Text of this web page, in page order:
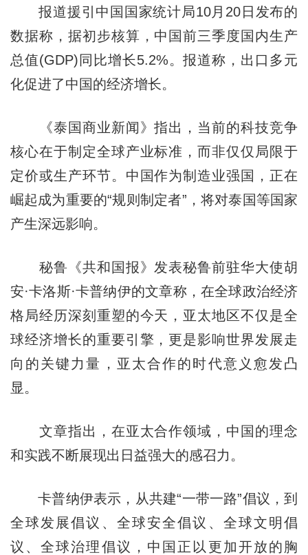
报道援引中国国家统计局10月20日发布的
数据称，据初步核算，中国前三季度国内生产
总值(GDP)同比增长5.2%。报道称，出口多元
化促进了中国的经济增长。
《泰国商业新闻》指出，当前的科技竞争
核心在于制定全球产业标准，而非仅仅局限于
定价或生产环节。中国作为制造业强国，正在
崛起成为重要的“规则制定者”，将对泰国等国家
产生深远影响。
秘鲁《共和国报》发表秘鲁前驻华大使胡
安·卡洛斯·卡普纳伊的文章称，在全球政治经济
格局经历深刻重塑的今天，亚太地区不仅是全
球经济增长的重要引擎，更是影响世界发展走
向的关键力量，亚太合作的时代意义愈发凸
显。
文章指出，在亚太合作领域，中国的理念
和实践不断展现出日益强大的感召力。
卡普纳伊表示，从共建“一带一路”倡议，到
全球发展倡议、全球安全倡议、全球文明倡
议、全球治理倡议，中国正以更加开放的胸